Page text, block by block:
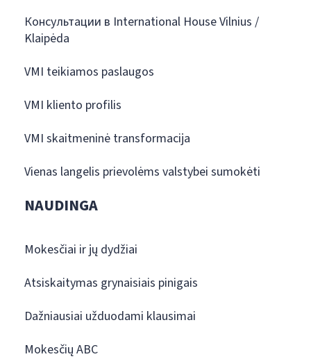
Консультации в International House Vilnius /
Klaipėda
VMI teikiamos paslaugos
VMI kliento profilis
VMI skaitmeninė transformacija
Vienas langelis prievolėms valstybei sumokėti
NAUDINGA
Mokesčiai ir jų dydžiai
Atsiskaitymas grynaisiais pinigais
Dažniausiai užduodami klausimai
Mokesčių ABC